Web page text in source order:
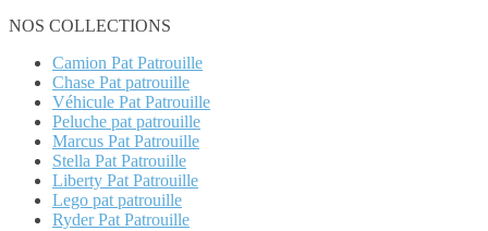
NOS COLLECTIONS
Camion Pat Patrouille
Chase Pat patrouille
Véhicule Pat Patrouille
Peluche pat patrouille
Marcus Pat Patrouille
Stella Pat Patrouille
Liberty Pat Patrouille
Lego pat patrouille
Ryder Pat Patrouille